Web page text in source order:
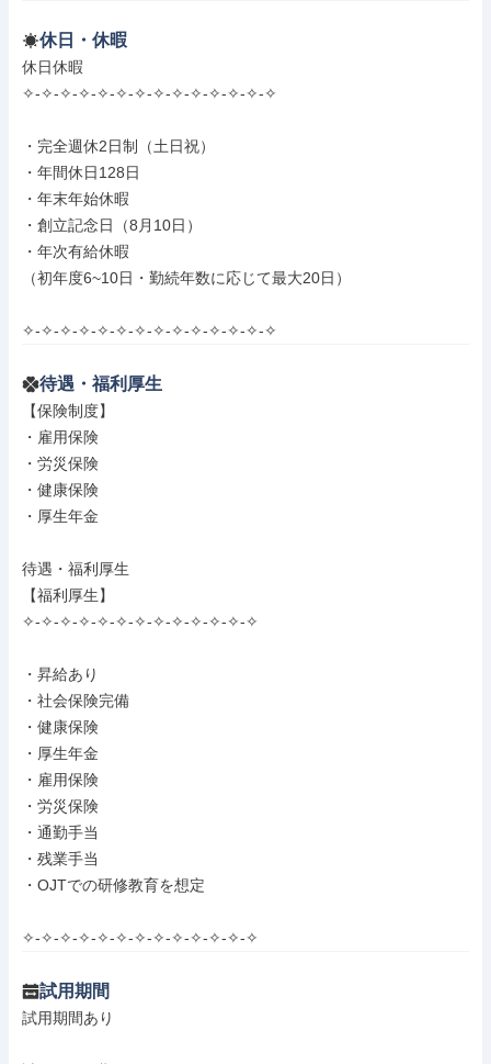
休日・休暇
休日休暇
✧-✧-✧-✧-✧-✧-✧-✧-✧-✧-✧-✧-✧-✧
・完全週休2日制（土日祝）
・年間休日128日
・年末年始休暇
・創立記念日（8月10日）
・年次有給休暇
（初年度6~10日・勤続年数に応じて最大20日）
✧-✧-✧-✧-✧-✧-✧-✧-✧-✧-✧-✧-✧-✧
待遇・福利厚生
【保険制度】
・雇用保険
・労災保険
・健康保険
・厚生年金
待遇・福利厚生
【福利厚生】
✧-✧-✧-✧-✧-✧-✧-✧-✧-✧-✧-✧-✧
・昇給あり
・社会保険完備
・健康保険
・厚生年金
・雇用保険
・労災保険
・通勤手当
・残業手当
・OJTでの研修教育を想定
✧-✧-✧-✧-✧-✧-✧-✧-✧-✧-✧-✧-✧
試用期間
試用期間あり